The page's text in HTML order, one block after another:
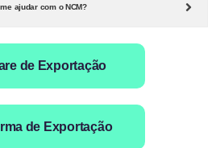
ajudar com o NCM?
de Exportação
de Exportação